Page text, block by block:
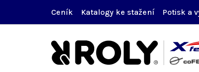
obsah
Ceník Katalogy ke stažení Potisk a